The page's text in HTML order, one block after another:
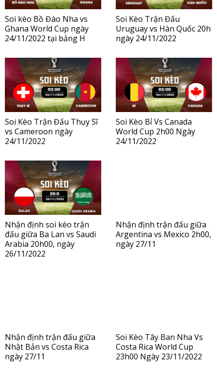
Soi kèo Bồ Đào Nha vs
Ghana World Cup ngày
24/11/2022 tại bảng H
Soi Kèo Trận Đấu
Uruguay vs Hàn Quốc 20h
ngày 24/11/2022
Soi Kèo Trận Đấu Thụy Sĩ
vs Cameroon ngày
24/11/2022
Soi Kèo Bỉ Vs Canada
World Cup 2h00 Ngày
24/11/2022
Nhận định soi kèo trận
đấu giữa Ba Lan vs Saudi
Arabia 20h00, ngày
26/11/2022
Nhận định trận đấu giữa
Argentina vs Mexico 2h00,
ngày 27/11
Nhận định trận đấu giữa
Nhật Bản vs Costa Rica
ngày 27/11
Soi Kèo Tây Ban Nha Vs
Costa Rica World Cup
23h00 Ngày 23/11/2022